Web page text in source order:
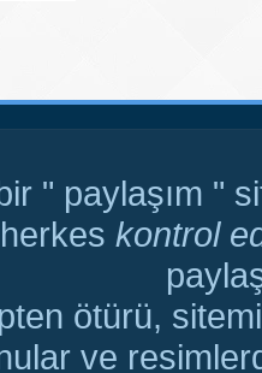
" paylaşım "
kontrol
ötürü,
ve